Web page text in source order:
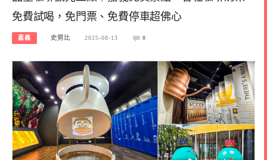
免費試喝，免門票、免費停車超佛心
嘉義 史努比 2025-08-13 0